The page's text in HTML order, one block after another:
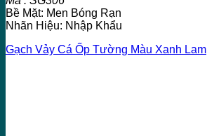
Bề Mặt: Men Bóng Rạn
Nhãn Hiệu: Nhập Khẩu
Gạch Vảy Cá Ốp Tường Màu Xanh Lam